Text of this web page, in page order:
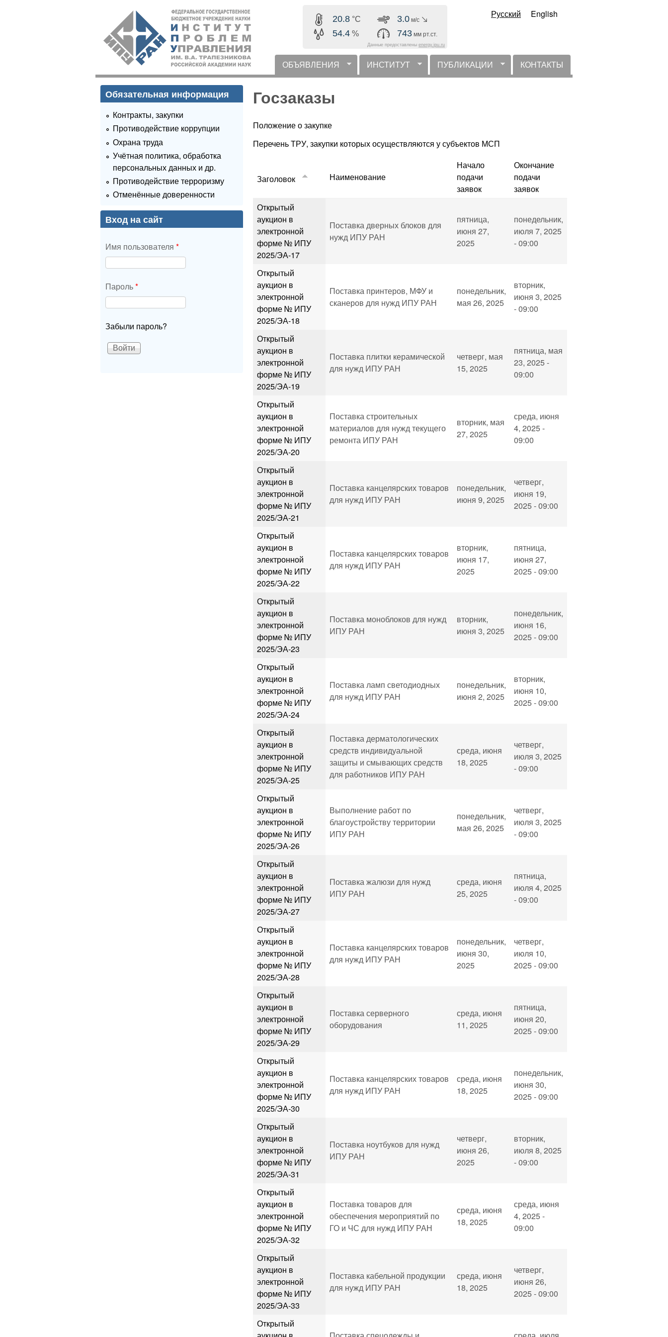
содержанию
ИПУ
РАН
20.8 °C
54.4 %
3.0 м/с
743 мм рт.ст.
Данные предоставлены energy.ipu.ru
Русский English
горизонтальное меню
ОБЪЯВЛЕНИЯ ИНСТИТУТ ПУБЛИКАЦИИ КОНТАКТЫ
Госзаказы
Положение о закупке
Перечень ТРУ, закупки которых осуществляются у субъектов МСП
Заголовок Наименование
Начало
подачи
заявок
Окончание
подачи
заявок
Открытый
аукцион в
электронной
форме № ИПУ
2025/ЭА-17
Поставка дверных блоков для
нужд ИПУ РАН
пятница,
июня 27,
2025
понедельник,
июля 7, 2025
- 09:00
Открытый
аукцион в
электронной
форме № ИПУ
2025/ЭА-18
Поставка принтеров, МФУ и
сканеров для нужд ИПУ РАН
понедельник,
мая 26, 2025
вторник,
июня 3, 2025
- 09:00
Открытый
аукцион в
электронной
форме № ИПУ
2025/ЭА-19
Поставка плитки керамической
для нужд ИПУ РАН
четверг, мая
15, 2025
пятница, мая
23, 2025 -
09:00
Открытый
аукцион в
электронной
форме № ИПУ
2025/ЭА-20
Поставка строительных
материалов для нужд текущего
ремонта ИПУ РАН
вторник, мая
27, 2025
среда, июня
4, 2025 -
09:00
Открытый
аукцион в
электронной
форме № ИПУ
2025/ЭА-21
Поставка канцелярских товаров
для нужд ИПУ РАН
понедельник,
июня 9, 2025
четверг,
июня 19,
2025 - 09:00
Открытый
аукцион в
электронной
форме № ИПУ
2025/ЭА-22
Поставка канцелярских товаров
для нужд ИПУ РАН
вторник,
июня 17,
2025
пятница,
июня 27,
2025 - 09:00
Открытый
аукцион в
электронной
форме № ИПУ
2025/ЭА-23
Поставка моноблоков для нужд
ИПУ РАН
вторник,
июня 3, 2025
понедельник,
июня 16,
2025 - 09:00
Открытый
аукцион в
электронной
форме № ИПУ
2025/ЭА-24
Поставка ламп светодиодных
для нужд ИПУ РАН
понедельник,
июня 2, 2025
вторник,
июня 10,
2025 - 09:00
Открытый
аукцион в
электронной
форме № ИПУ
2025/ЭА-25
Поставка дерматологических
средств индивидуальной
защиты и смывающих средств
для работников ИПУ РАН
среда, июня
18, 2025
четверг,
июля 3, 2025
- 09:00
Открытый
аукцион в
электронной
форме № ИПУ
2025/ЭА-26
Выполнение работ по
благоустройству территории
ИПУ РАН
понедельник,
мая 26, 2025
четверг,
июля 3, 2025
- 09:00
Открытый
аукцион в
электронной
форме № ИПУ
2025/ЭА-27
Поставка жалюзи для нужд
ИПУ РАН
среда, июня
25, 2025
пятница,
июля 4, 2025
- 09:00
Открытый
аукцион в
электронной
форме № ИПУ
2025/ЭА-28
Поставка канцелярских товаров
для нужд ИПУ РАН
понедельник,
июня 30,
2025
четверг,
июля 10,
2025 - 09:00
Открытый
аукцион в
электронной
форме № ИПУ
2025/ЭА-29
Поставка серверного
оборудования
среда, июня
11, 2025
пятница,
июня 20,
2025 - 09:00
Открытый
аукцион в
электронной
форме № ИПУ
2025/ЭА-30
Поставка канцелярских товаров
для нужд ИПУ РАН
среда, июня
18, 2025
понедельник,
июня 30,
2025 - 09:00
Открытый
аукцион в
электронной
форме № ИПУ
2025/ЭА-31
Поставка ноутбуков для нужд
ИПУ РАН
четверг,
июня 26,
2025
вторник,
июля 8, 2025
- 09:00
Открытый
аукцион в
электронной
форме № ИПУ
2025/ЭА-32
Поставка товаров для
обеспечения мероприятий по
ГО и ЧС для нужд ИПУ РАН
среда, июня
18, 2025
среда, июня
4, 2025 -
09:00
Открытый
аукцион в
электронной
форме № ИПУ
2025/ЭА-33
Поставка кабельной продукции
для нужд ИПУ РАН
среда, июня
18, 2025
четверг,
июня 26,
2025 - 09:00
Открытый
Обязательная информация
Контракты, закупки
Противодействие коррупции
Охрана труда
Учётная политика, обработка
персональных данных и др.
Противодействие терроризму
Отменённые доверенности
Вход на сайт
Имя пользователя *
Пароль*
Забыли пароль?